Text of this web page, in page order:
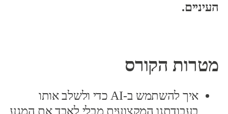
העיניים.
מטרות הקורס
איך להשתמש ב-AI כדי ולשלב אותו
בעבודתנו המקצועית מבלי לאבד את המגע